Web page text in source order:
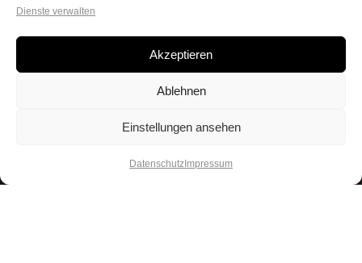
Dienste verwalten
Akzeptieren
Ablehnen
Einstellungen ansehen
Datenschutz Impressum